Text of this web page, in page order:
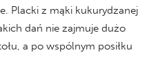
Placki z mąki kukurydzanej
dań nie zajmuje dużo
a po wspólnym posiłku